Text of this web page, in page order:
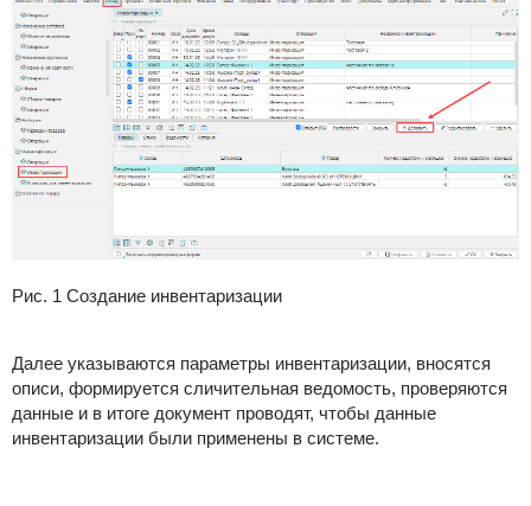
Рис. 1 Создание инвентаризации
Далее указываются параметры инвентаризации, вносятся
описи, формируется сличительная ведомость, проверяются
данные и в итоге документ проводят, чтобы данные
инвентаризации были применены в системе.